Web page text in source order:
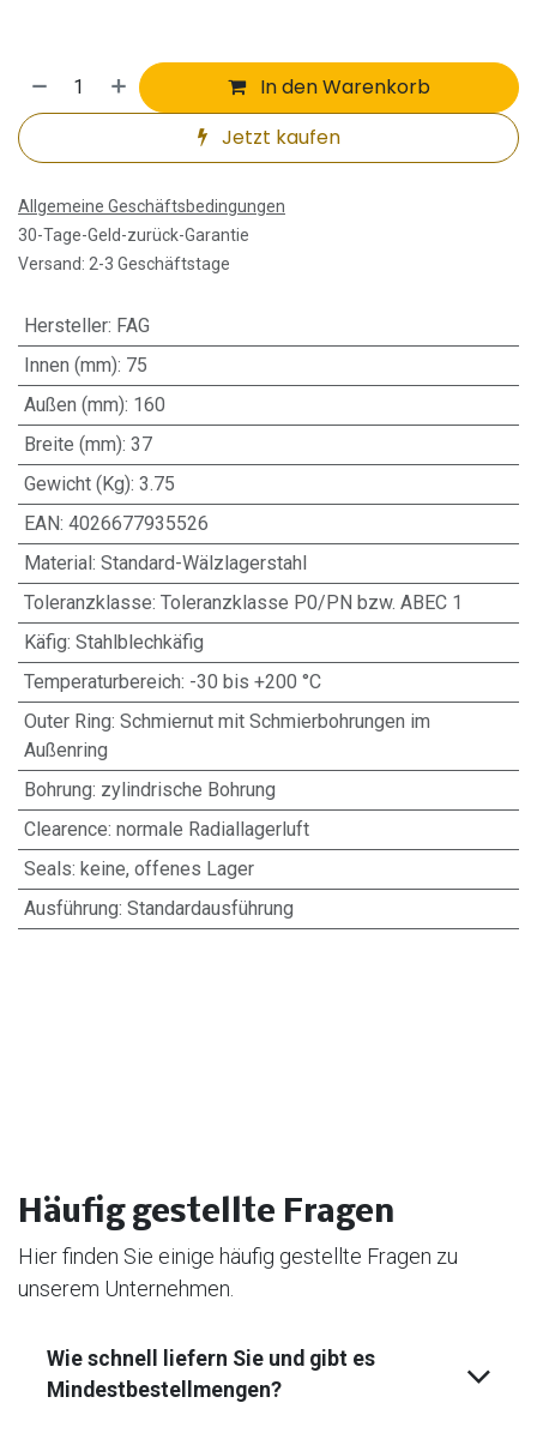
In den Warenkorb
Jetzt kaufen
Allgemeine Geschäftsbedingungen
30-Tage-Geld-zurück-Garantie
Versand: 2-3 Geschäftstage
Hersteller: FAG
Innen (mm): 75
Außen (mm): 160
Breite (mm): 37
Gewicht (Kg): 3.75
EAN: 4026677935526
Material: Standard-Wälzlagerstahl
Toleranzklasse: Toleranzklasse P0/PN bzw. ABEC 1
Käfig: Stahlblechkäfig
Temperaturbereich: -30 bis +200 °C
Outer Ring: Schmiernut mit Schmierbohrungen im
Außenring
Bohrung: zylindrische Bohrung
Clearence: normale Radiallagerluft
Seals: keine, offenes Lager
Ausführung: Standardausführung
Häufig gestellte Fragen
Hier finden Sie einige häufig gestellte Fragen zu
unserem Unternehmen.
Wie schnell liefern Sie und gibt es
Mindest­bestell­mengen?